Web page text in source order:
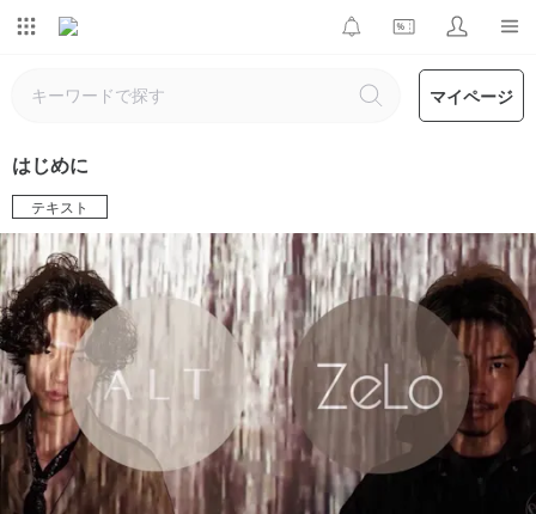
マイページ
はじめに
テキスト